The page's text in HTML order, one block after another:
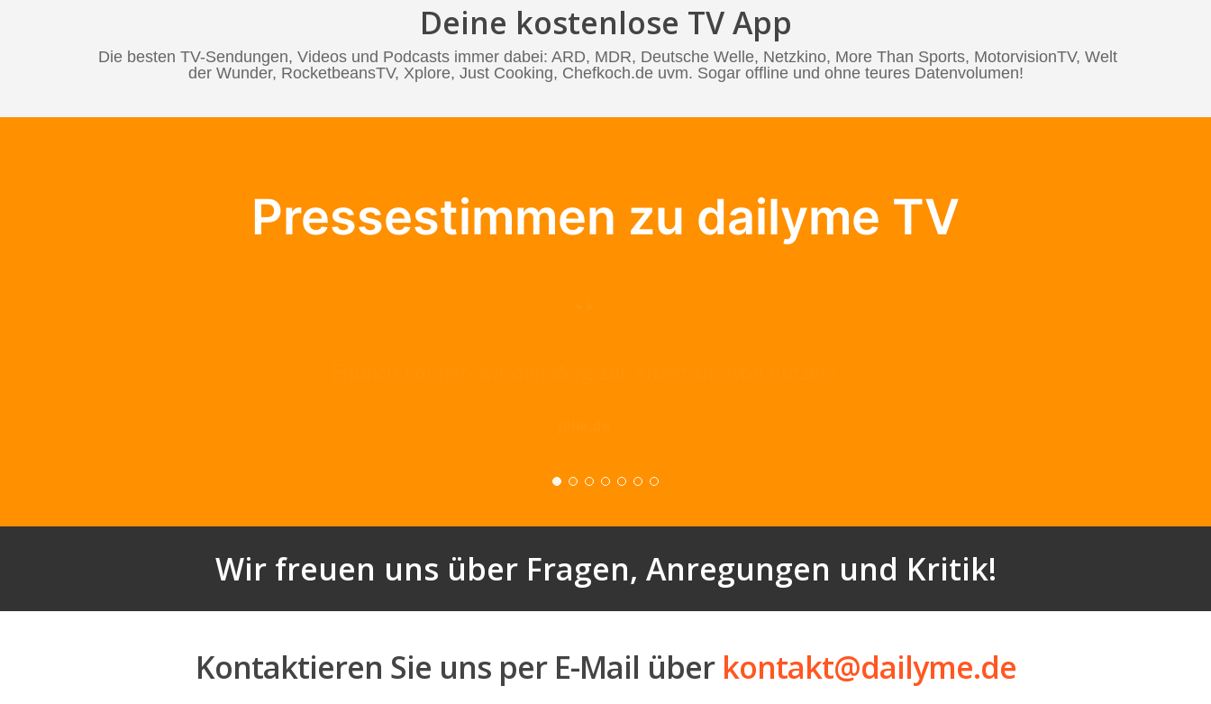
Deine kostenlose TV App
Die besten TV-Sendungen, Videos und Podcasts immer dabei: ARD, MDR, Deutsche Welle, Netzkino, More Than Sports, MotorvisionTV, Welt
der Wunder, RocketbeansTV, Xplore, Just Cooking, Chefkoch.de uvm. Sogar offline und ohne teures Datenvolumen!
Pressestimmen zu dailyme TV
Wir freuen uns über Fragen, Anregungen und Kritik!
Kontaktieren Sie uns per E-Mail über kontakt@dailyme.de